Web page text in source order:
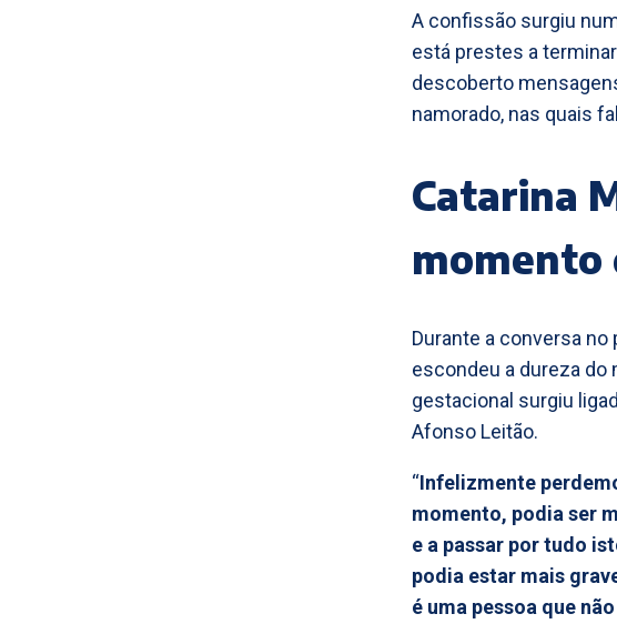
A confissão surgiu
está prestes a
descoberto
namorado, nas quais
Catarina
momento
Durante a conversa no
escondeu a dureza do
gestacional surgiu
Afonso Leitão.
“Infelizmente
momento, podia ser
e a passar por tudo
podia estar mais
é uma pessoa que